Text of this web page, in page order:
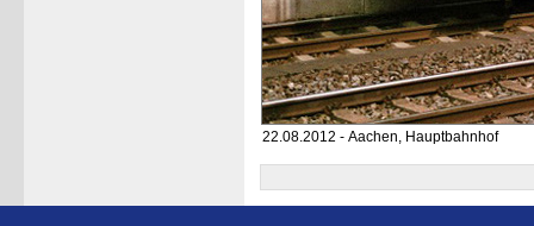
22.08.2012 - Aachen, Hauptbahnhof